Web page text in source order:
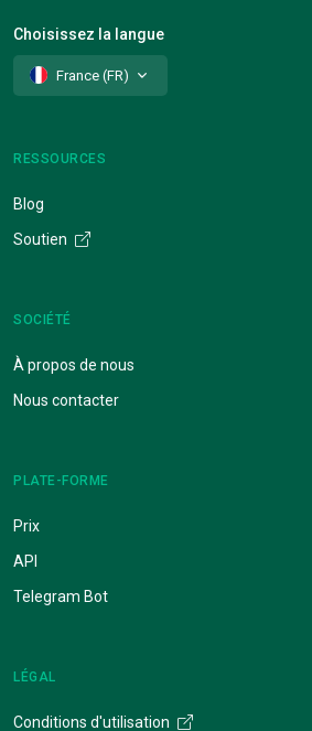
Choisissez la langue
France (FR)
RESSOURCES
Blog
Soutien
SOCIÉTÉ
À propos de nous
Nous contacter
PLATE-FORME
Prix
API
Telegram Bot
LÉGAL
Conditions d'utilisation